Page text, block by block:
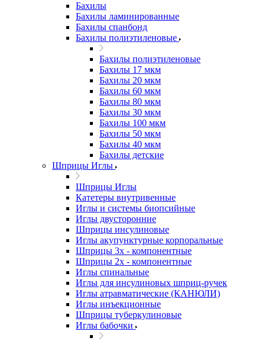
Бахилы
Бахилы ламинированные
Бахилы спанбонд
Бахилы полиэтиленовые
Бахилы полиэтиленовые
Бахилы 17 мкм
Бахилы 20 мкм
Бахилы 60 мкм
Бахилы 80 мкм
Бахилы 30 мкм
Бахилы 100 мкм
Бахилы 50 мкм
Бахилы 40 мкм
Бахилы детские
Шприцы Иглы
Шприцы Иглы
Катетеры внутривенные
Иглы и системы биопсийные
Иглы двусторонние
Шприцы инсулиновые
Иглы акупунктурные корпоральные
Шприцы 3х - компонентные
Шприцы 2х - компонентные
Иглы спинальные
Иглы для инсулиновых шприц-ручек
Иглы атравматические (КАНЮЛИ)
Иглы инъекционные
Шприцы туберкулиновые
Иглы бабочки